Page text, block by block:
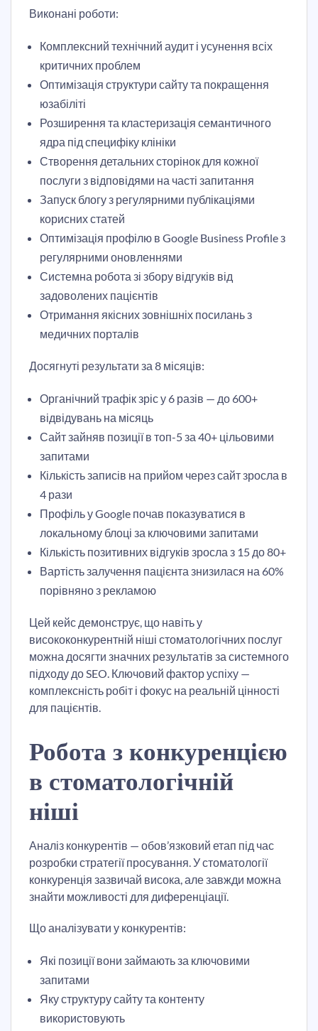
Виконані роботи:
Комплексний технічний аудит і усунення всіх
критичних проблем
Оптимізація структури сайту та покращення
юзабіліті
Розширення та кластеризація семантичного
ядра під специфіку клініки
Створення детальних сторінок для кожної
послуги з відповідями на часті запитання
Запуск блогу з регулярними публікаціями
корисних статей
Оптимізація профілю в Google Business Profile з
регулярними оновленнями
Системна робота зі збору відгуків від
задоволених пацієнтів
Отримання якісних зовнішніх посилань з
медичних порталів
Досягнуті результати за 8 місяців:
Органічний трафік зріс у 6 разів — до 600+
відвідувань на місяць
Сайт зайняв позиції в топ-5 за 40+ цільовими
запитами
Кількість записів на прийом через сайт зросла в
4 рази
Профіль у Google почав показуватися в
локальному блоці за ключовими запитами
Кількість позитивних відгуків зросла з 15 до 80+
Вартість залучення пацієнта знизилася на 60%
порівняно з рекламою
Цей кейс демонструє, що навіть у
висококонкурентній ніші стоматологічних послуг
можна досягти значних результатів за системного
підходу до SEO. Ключовий фактор успіху —
комплексність робіт і фокус на реальній цінності
для пацієнтів.
Робота з конкуренцією
в стоматологічній
ніші
Аналіз конкурентів — обов’язковий етап під час
розробки стратегії просування. У стоматології
конкуренція зазвичай висока, але завжди можна
знайти можливості для диференціації.
Що аналізувати у конкурентів:
Які позиції вони займають за ключовими
запитами
Яку структуру сайту та контенту
використовують